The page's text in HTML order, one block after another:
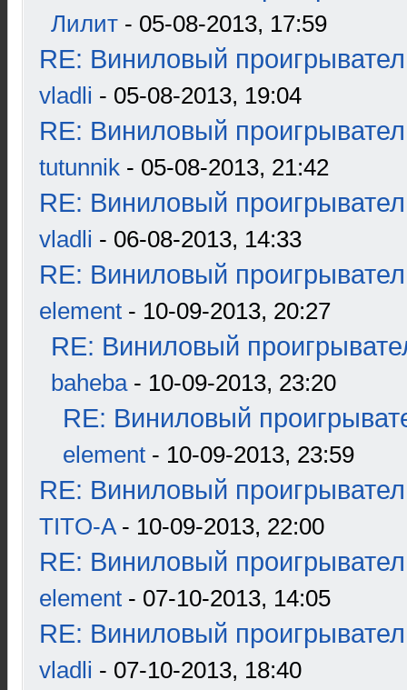
Лилит - 05-08-2013, 17:59
RE: Виниловый
vladli - 05-08-2013, 19:04
RE: Виниловый
tutunnik - 05-08-2013, 21:42
RE: Виниловый
vladli - 06-08-2013, 14:33
RE: Виниловый
element - 10-09-2013, 20:27
RE: Виниловый
baheba- 10-09-2013, 23:20
RE: Виниловый
element - 10-09-2013, 23:59
RE: Виниловый
TITO-A- 10-09-2013, 22:00
RE: Виниловый
element - 07-10-2013, 14:05
RE: Виниловый
vladli - 07-10-2013, 18:40